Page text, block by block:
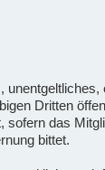
Dritten
das
bittet.